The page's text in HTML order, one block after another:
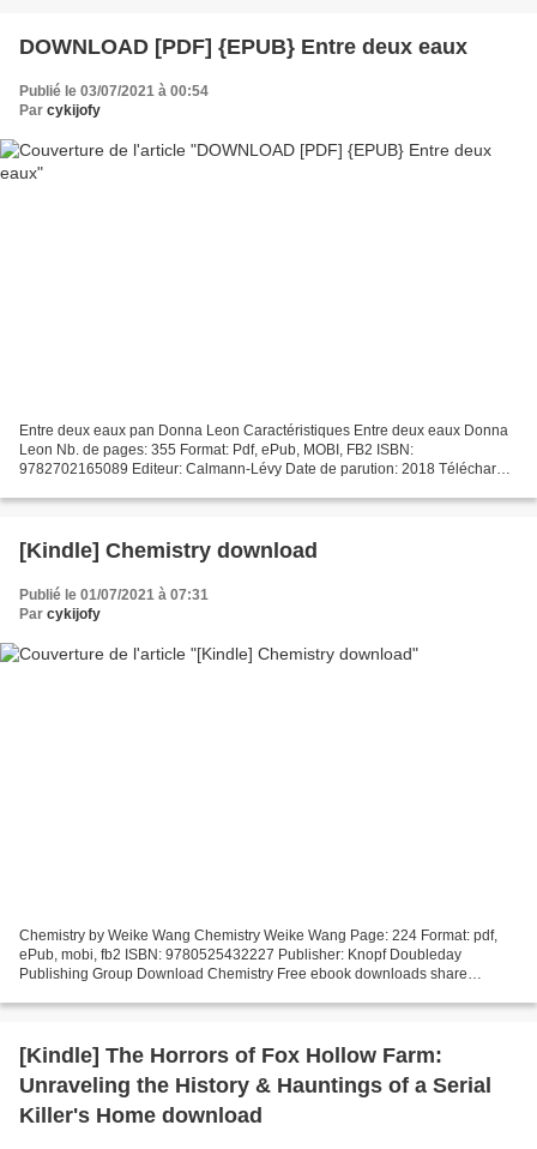
DOWNLOAD [PDF] {EPUB} Entre deux eaux
Publié le 03/07/2021 à 00:54
Par cykijofy
Entre deux eaux pan Donna Leon Caractéristiques Entre deux eaux Donna
Leon Nb. de pages: 355 Format: Pdf, ePub, MOBI, FB2 ISBN:
9782702165089 Editeur: Calmann-Lévy Date de parution: 2018 Télécharger
[Kindle] Chemistry download
Publié le 01/07/2021 à 07:31
Par cykijofy
Chemistry by Weike Wang Chemistry Weike Wang Page: 224 Format: pdf,
ePub, mobi, fb2 ISBN: 9780525432227 Publisher: Knopf Doubleday
Publishing Group Download Chemistry Free ebook downloads share
[Kindle] The Horrors of Fox Hollow Farm:
Unraveling the History & Hauntings of a Serial
Killer's Home download